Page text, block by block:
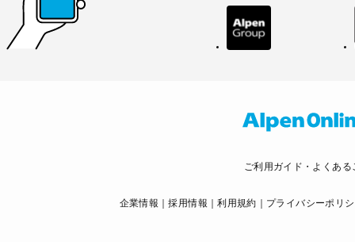
ご利用ガイド・よくある
企業情報 採用情報 利用規約 プライバシーポリ